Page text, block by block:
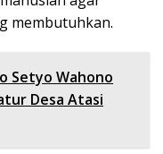
membutuhkan.
Setyo Wahono
Desa Atasi